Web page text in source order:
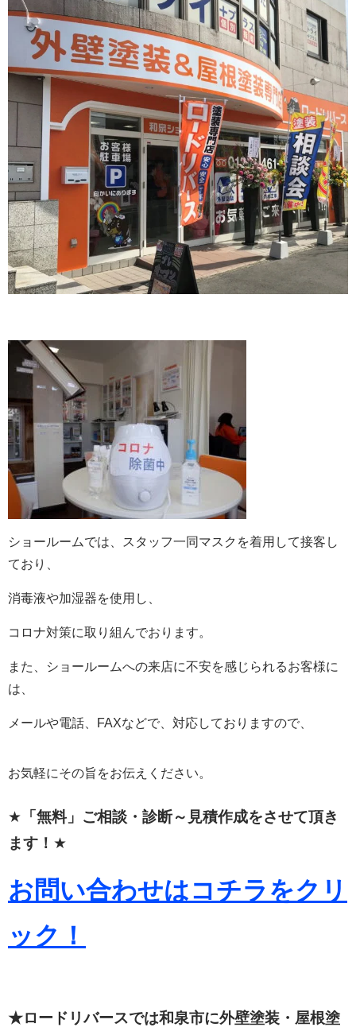
ショールームでは、スタッフ一同マスクを着用して接客し
ており、
消毒液や加湿器を使用し、
コロナ対策に取り組んでおります。
また、ショールームへの来店に不安を感じられるお客様に
は、
メールや電話、FAXなどで、対応しておりますので、
お気軽にその旨をお伝えください。
★ 「無料」ご相談・診断～見積作成をさせて頂き
ます！ ★
お問い合わせはコチラをクリ
ック！
★ロードリバースでは和泉市に外壁塗装・屋根塗